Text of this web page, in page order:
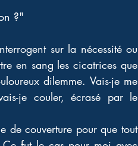
?"
sur la nécessité ou
en sang les cicatrices que
dilemme. Vais-je me
je couler, écrasé par le
de couverture pour que tout